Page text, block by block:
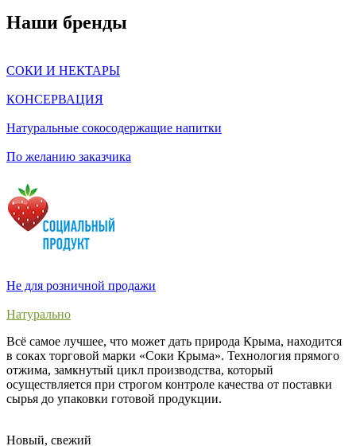
Наши бренды
СОКИ И НЕКТАРЫ
КОНСЕРВАЦИЯ
Натуральные сокосодержащие напитки
По желанию заказчика
Не для розничной продажи
Натурально
Всё самое лучшее, что может дать природа Крыма, находится
в соках торговой марки «Соки Крыма». Технология прямого
отжима, замкнутый цикл производства, который
осуществляется при строгом контроле качества от поставки
сырья до упаковки готовой продукции.
Новый, свежий